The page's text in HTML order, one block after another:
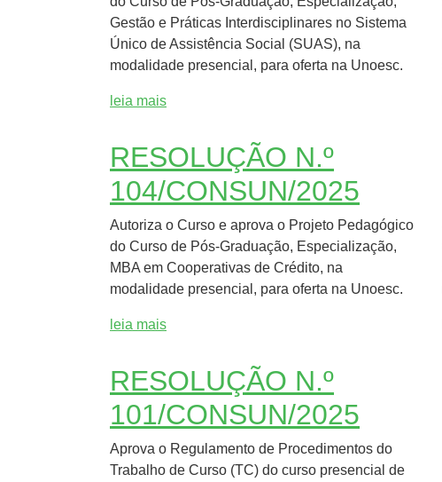
Gestão e Práticas Interdisciplinares no Sistema
Único de Assistência Social (SUAS), na
modalidade presencial, para oferta na Unoesc.
leia mais
RESOLUÇÃO N.º
104/CONSUN/2025
Autoriza o Curso e aprova o Projeto Pedagógico
do Curso de Pós-Graduação, Especialização,
MBA em Cooperativas de Crédito, na
modalidade presencial, para oferta na Unoesc.
leia mais
RESOLUÇÃO N.º
101/CONSUN/2025
Aprova o Regulamento de Procedimentos do
Trabalho de Curso (TC) do curso presencial de